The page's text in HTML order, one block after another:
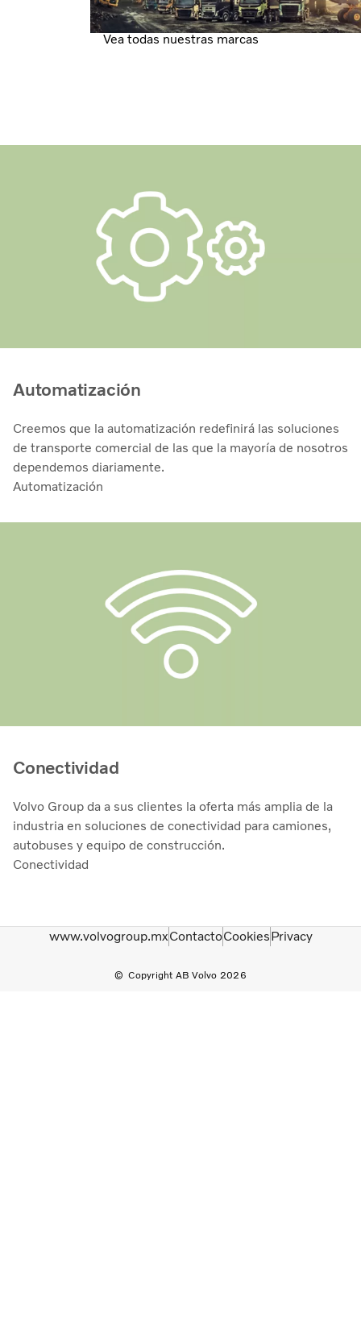
Vea todas nuestras marcas
Automatización
Creemos que la automatización redefinirá las soluciones
de transporte comercial de las que la mayoría de nosotros
dependemos diariamente.
Automatización
Conectividad
Volvo Group da a sus clientes la oferta más amplia de la
industria en soluciones de conectividad para camiones,
autobuses y equipo de construcción.
Conectividad
Copyright AB Volvo 2026
www.volvogroup.mxContactoCookiesPrivacy